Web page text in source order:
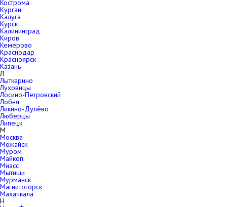
Кострома
Курган
Калуга
Курск
Калининград
Киров
Кемерово
Краснодар
Красноярск
Казань
Л
Лыткарино
Луховицы
Лосино-Петровский
Лобня
Ликино-Дулёво
Люберцы
Липецк
М
Москва
Можайск
Муром
Майкоп
Миасс
Мытищи
Мурманск
Магнитогорск
Махачкала
Н